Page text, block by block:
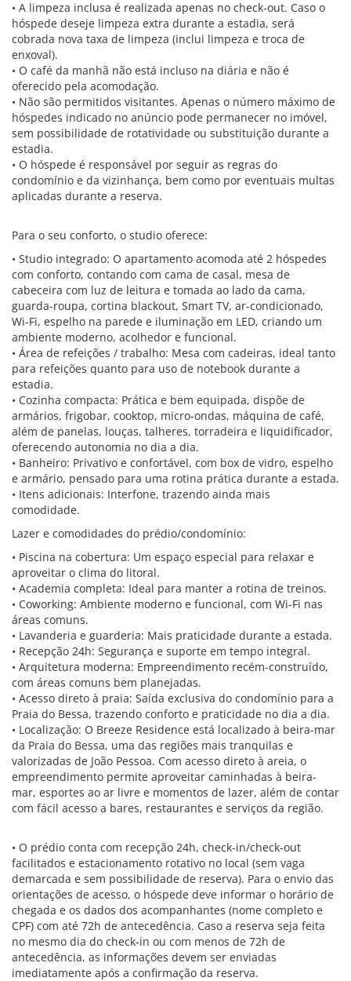
• A limpeza inclusa é realizada apenas no check-out. Caso o
hóspede deseje limpeza extra durante a estadia, será
cobrada nova taxa de limpeza (inclui limpeza e troca de
enxoval).
• O café da manhã não está incluso na diária e não é
oferecido pela acomodação.
• Não são permitidos visitantes. Apenas o número máximo de
hóspedes indicado no anúncio pode permanecer no imóvel,
sem possibilidade de rotatividade ou substituição durante a
estadia.
• O hóspede é responsável por seguir as regras do
condomínio e da vizinhança, bem como por eventuais multas
aplicadas durante a reserva.
Para o seu conforto, o studio oferece:
• Studio integrado: O apartamento acomoda até 2 hóspedes
com conforto, contando com cama de casal, mesa de
cabeceira com luz de leitura e tomada ao lado da cama,
guarda-roupa, cortina blackout, Smart TV, ar-condicionado,
Wi-Fi, espelho na parede e iluminação em LED, criando um
ambiente moderno, acolhedor e funcional.
• Área de refeições / trabalho: Mesa com cadeiras, ideal tanto
para refeições quanto para uso de notebook durante a
estadia.
• Cozinha compacta: Prática e bem equipada, dispõe de
armários, frigobar, cooktop, micro-ondas, máquina de café,
além de panelas, louças, talheres, torradeira e liquidificador,
oferecendo autonomia no dia a dia.
• Banheiro: Privativo e confortável, com box de vidro, espelho
e armário, pensado para uma rotina prática durante a estada.
• Itens adicionais: Interfone, trazendo ainda mais
comodidade.
Lazer e comodidades do prédio/condomínio:
• Piscina na cobertura: Um espaço especial para relaxar e
aproveitar o clima do litoral.
• Academia completa: Ideal para manter a rotina de treinos.
• Coworking: Ambiente moderno e funcional, com Wi-Fi nas
áreas comuns.
• Lavanderia e guarderia: Mais praticidade durante a estada.
• Recepção 24h: Segurança e suporte em tempo integral.
• Arquitetura moderna: Empreendimento recém-construído,
com áreas comuns bem planejadas.
• Acesso direto à praia: Saída exclusiva do condomínio para a
Praia do Bessa, trazendo conforto e praticidade no dia a dia.
• Localização: O Breeze Residence está localizado à beira-mar
da Praia do Bessa, uma das regiões mais tranquilas e
valorizadas de João Pessoa. Com acesso direto à areia, o
empreendimento permite aproveitar caminhadas à beira-
mar, esportes ao ar livre e momentos de lazer, além de contar
com fácil acesso a bares, restaurantes e serviços da região.
• O prédio conta com recepção 24h, check-in/check-out
facilitados e estacionamento rotativo no local (sem vaga
demarcada e sem possibilidade de reserva). Para o envio das
orientações de acesso, o hóspede deve informar o horário de
chegada e os dados dos acompanhantes (nome completo e
CPF) com até 72h de antecedência. Caso a reserva seja feita
no mesmo dia do check-in ou com menos de 72h de
antecedência, as informações devem ser enviadas
imediatamente após a confirmação da reserva.